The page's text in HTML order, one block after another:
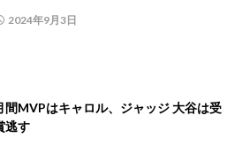
2024年9月3日
間MVPはキャロル、ジャッジ 大谷は受
逃す